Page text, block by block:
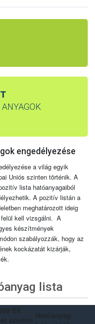
engedélyezése
a világ egyik
Uniós szinten történik. A
lista hatóanyagaiból
A pozitív listán a
meghatározott ideig
felül kell vizsgálni. A
készítmények
szabályozzák, hogy az
kockázatát kizárják,
lista